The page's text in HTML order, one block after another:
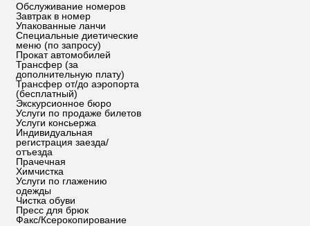
Обслуживание номеров
Завтрак в номер
Упакованные ланчи
Специальные диетические
меню (по запросу)
Прокат автомобилей
Трансфер (за
дополнительную плату)
Трансфер от/до аэропорта
(бесплатный)
Экскурсионное бюро
Услуги по продаже билетов
Услуги консьержа
Индивидуальная
регистрация заезда/
отъезда
Прачечная
Химчистка
Услуги по глажению
одежды
Чистка обуви
Пресс для брюк
Факс/Ксерокопирование